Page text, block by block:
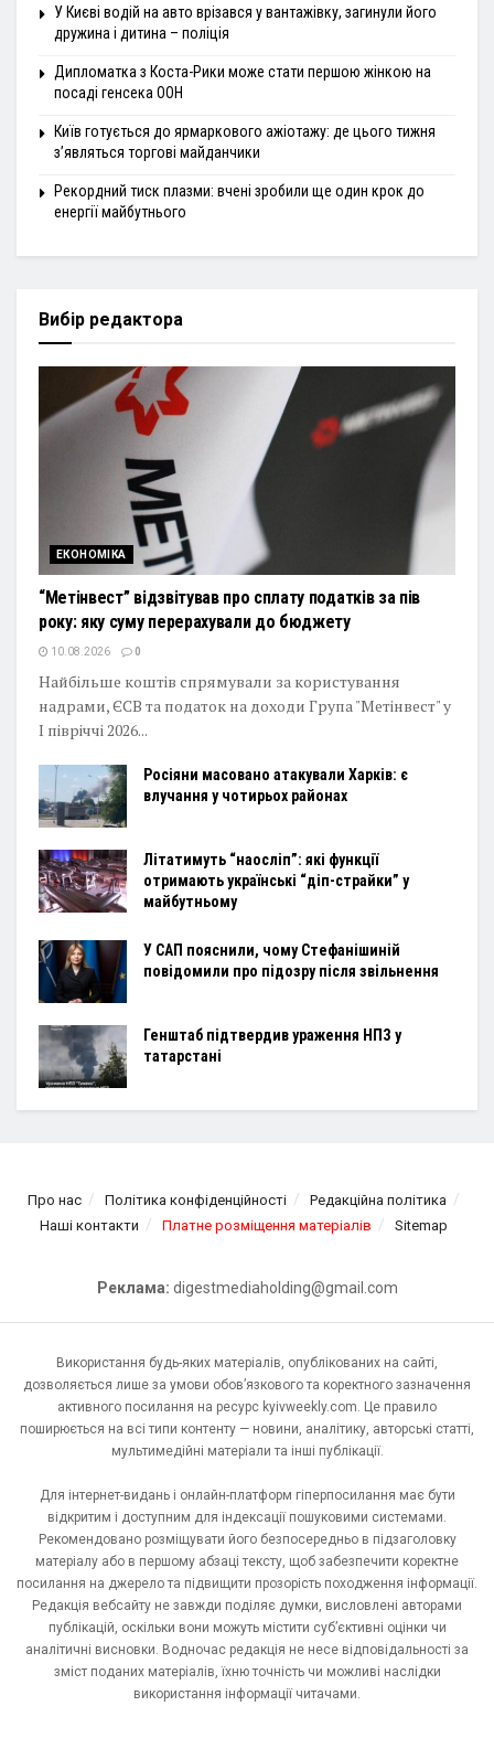
У Києві водій на авто врізався у вантажівку, загинули його
дружина і дитина – поліція
Дипломатка з Коста-Рики може стати першою жінкою на
посаді генсека ООН
Київ готується до ярмаркового ажіотажу: де цього тижня
з’являться торгові майданчики
Рекордний тиск плазми: вчені зробили ще один крок до
енергії майбутнього
Вибір редактора
ЕКОНОМІКА
“Метінвест” відзвітував про сплату податків за пів
року: яку суму перерахували до бюджету
10.08.2026 0
Найбільше коштів спрямували за користування
надрами, ЄСВ та податок на доходи Група "Метінвест" у
I півріччі 2026...
Росіяни масовано атакували Харків: є
влучання у чотирьох районах
Літатимуть “наосліп”: які функції
отримають українські “діп-страйки” у
майбутньому
У САП пояснили, чому Стефанішиній
повідомили про підозру після звільнення
Генштаб підтвердив ураження НПЗ у
татарстані
Про нас Політика конфіденційності
Редакційна політика
Наші контакти
Платне розміщення матеріалів Sitemap
Реклама: digestmediaholding@gmail.com
Використання будь-яких матеріалів, опублікованих на сайті,
дозволяється лише за умови обов’язкового та коректного зазначення
активного посилання на ресурс kyivweekly.com. Це правило
поширюється на всі типи контенту — новини, аналітику, авторські статті,
мультимедійні матеріали та інші публікації.
Для інтернет-видань і онлайн-платформ гіперпосилання має бути
відкритим і доступним для індексації пошуковими системами.
Рекомендовано розміщувати його безпосередньо в підзаголовку
матеріалу або в першому абзаці тексту, щоб забезпечити коректне
посилання на джерело та підвищити прозорість походження інформації.
Редакція вебсайту не завжди поділяє думки, висловлені авторами
публікацій, оскільки вони можуть містити суб’єктивні оцінки чи
аналітичні висновки. Водночас редакція не несе відповідальності за
зміст поданих матеріалів, їхню точність чи можливі наслідки
використання інформації читачами.